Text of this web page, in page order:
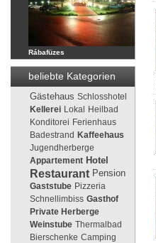
Rábafüzes
beliebte Kategorien
Gästehaus Schlosshotel
Kellerei Lokal
Heilbad
Konditorei Ferienhaus
Badestrand Kaffeehaus
Jugendherberge
Appartement Hotel
Restaurant Pension
Gaststube Pizzeria
Schnellimbiss Gasthof
Private Herberge
Weinstube Thermalbad
Bierschenke Camping